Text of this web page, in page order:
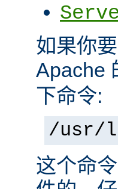
如果你
Apache
下命令:
/usr/
这个命